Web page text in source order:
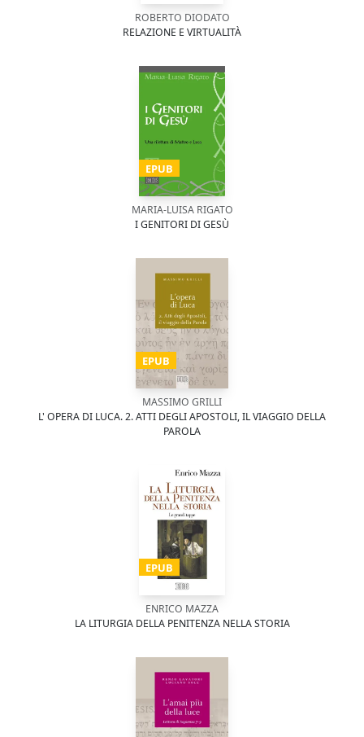
ROBERTO DIODATO
RELAZIONE E VIRTUALITÀ
EPUB
MARIA-LUISA RIGATO
I GENITORI DI GESÙ
EPUB
MASSIMO GRILLI
L' OPERA DI LUCA. 2. ATTI DEGLI APOSTOLI, IL VIAGGIO DELLA
PAROLA
EPUB
ENRICO MAZZA
LA LITURGIA DELLA PENITENZA NELLA STORIA